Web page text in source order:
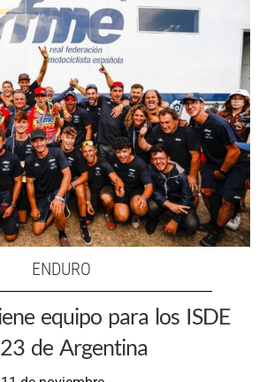
ENDURO
equipo para los ISDE
de Argentina